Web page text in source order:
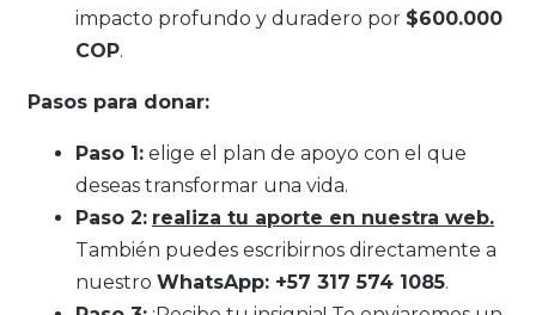
impacto profundo y duradero por $600.000
COP.
Pasos para donar:
Paso 1: elige el plan de apoyo con el que
deseas transformar una vida.
Paso 2: realiza tu aporte en nuestra web.
También puedes escribirnos directamente a
nuestro WhatsApp: +57 317 574 1085.